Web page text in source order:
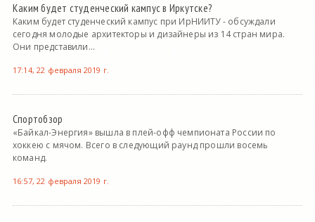
Каким будет студенческий кампус в Иркутске?
Каким будет студенческий кампус при ИрНИИТУ - обсуждали
сегодня молодые архитекторы и дизайнеры из 14 стран мира.
Они представили...
17:14, 22 февраля 2019 г.
Спортобзор
«Байкал-Энергия» вышла в плей-офф чемпионата России по
хоккею с мячом. Всего в следующий раунд прошли восемь
команд.
16:57, 22 февраля 2019 г.